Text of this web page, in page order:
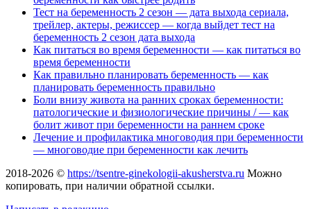
Тест на беременность 2 сезон — дата выхода сериала,
трейлер, актеры, режиссер — когда выйдет тест на
беременность 2 сезон дата выхода
Как питаться во время беременности — как питаться во
время беременности
Как правильно планировать беременность — как
планировать беременность правильно
Боли внизу живота на ранних сроках беременности:
патологические и физиологические причины / — как
болит живот при беременности на раннем сроке
Лечение и профилактика многоводия при беременности
— многоводие при беременности как лечить
2018-2026 © https://tsentre-ginekologii-akusherstva.ru Можно
копировать, при наличии обратной ссылки.